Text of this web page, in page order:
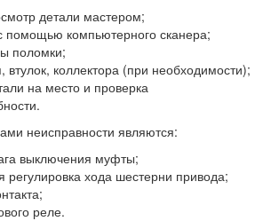
детали мастером;
помощью компьютерного сканера;
поломки;
втулок, коллектора (при необходимости);
на место и проверка
неисправности являются:
выключения муфты;
регулировка хода шестерни привода;
реле.